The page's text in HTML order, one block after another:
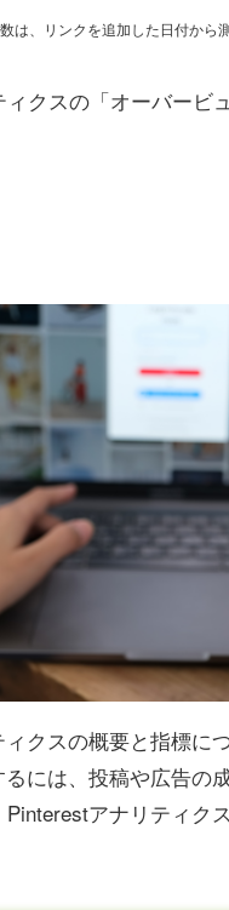
、リンクを追加した日付から
クスの「オーバービ
クスの概要と指標に
には、投稿や広告の
アナリティク